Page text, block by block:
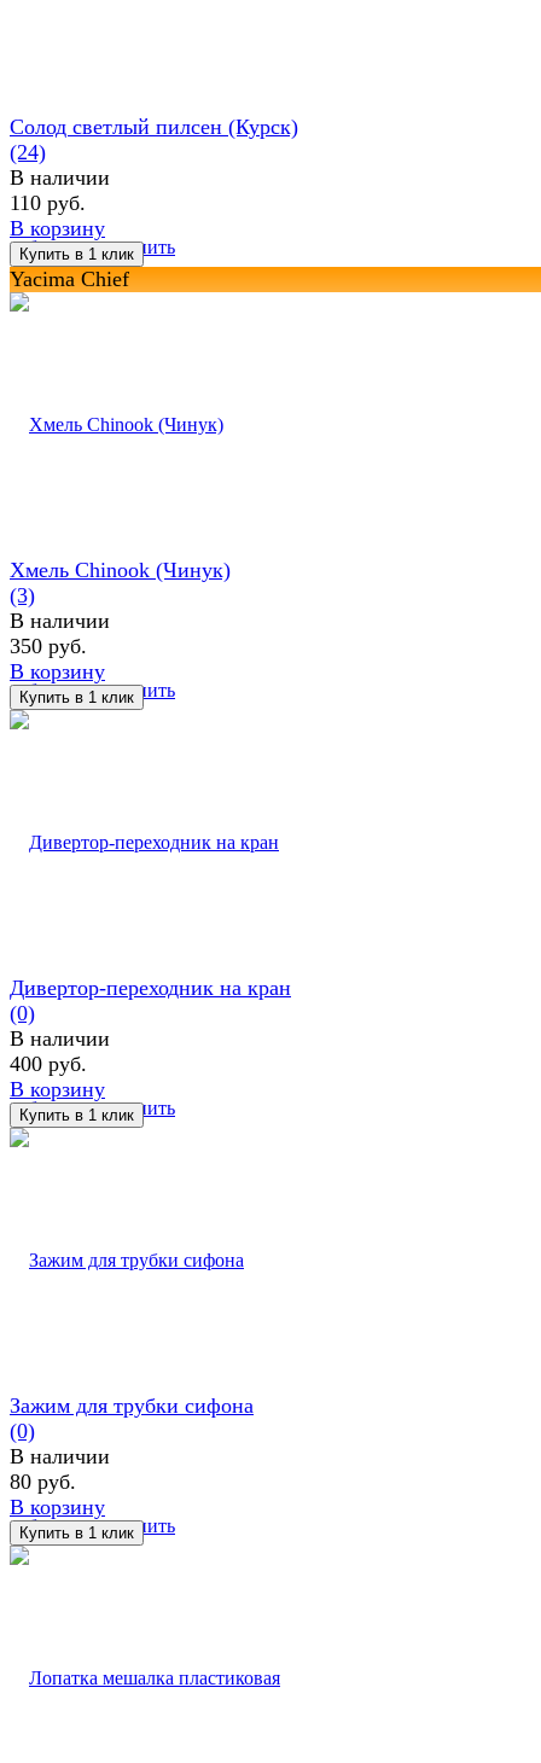
избранное сравнить
Солод светлый пилсен (Курск)
(24)
В наличии
110 руб.
В корзину
Yacima Chief
избранное сравнить
Хмель Chinook (Чинук)
(3)
В наличии
350 руб.
В корзину
избранное сравнить
Дивертор-переходник на кран
(0)
В наличии
400 руб.
В корзину
избранное сравнить
Зажим для трубки сифона
(0)
В наличии
80 руб.
В корзину